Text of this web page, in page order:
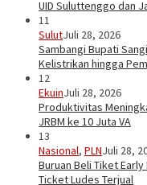
UID Suluttenggo dan
11
SulutJuli 28, 2026
Sambangi Bupati
Kelistrikan hingga
12
EkuinJuli 28, 2026
Produktivitas
JRBM ke 10 Juta VA
13
Nasional, PLNJuli 28,
Buruan Beli Tiket
Ticket Ludes Terjual